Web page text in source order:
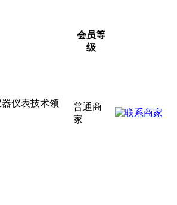
会员等
级
仪表技术领
普通商
家